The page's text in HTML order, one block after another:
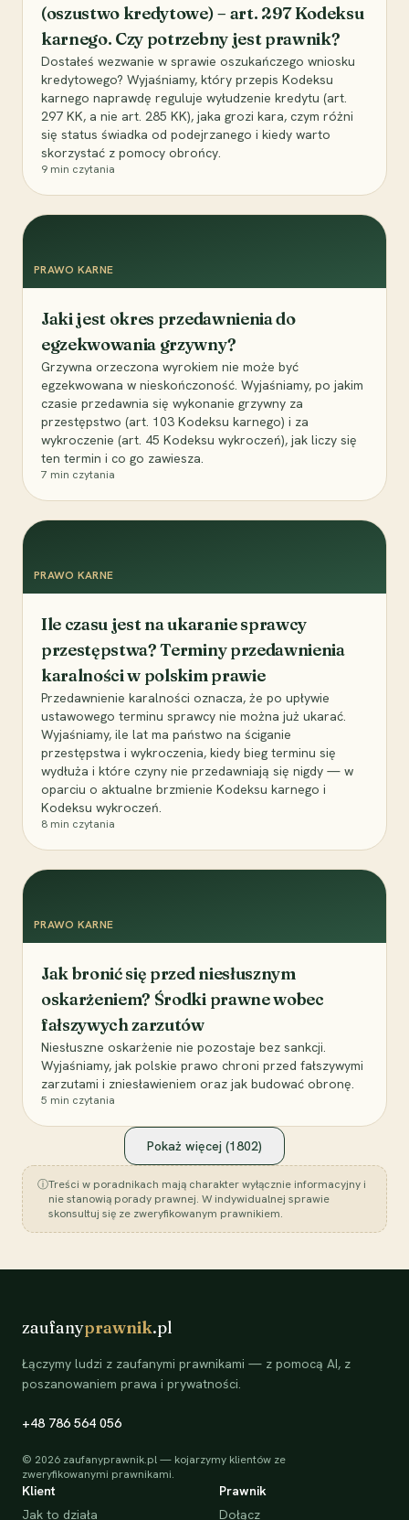
(oszustwo kredytowe) – art. 297 Kodeksu
karnego. Czy potrzebny jest prawnik?
Dostałeś wezwanie w sprawie oszukańczego wniosku
kredytowego? Wyjaśniamy, który przepis Kodeksu
karnego naprawdę reguluje wyłudzenie kredytu (art.
297 KK, a nie art. 285 KK), jaka grozi kara, czym różni
się status świadka od podejrzanego i kiedy warto
skorzystać z pomocy obrońcy.
9 min czytania
PRAWO KARNE
Jaki jest okres przedawnienia do
egzekwowania grzywny?
Grzywna orzeczona wyrokiem nie może być
egzekwowana w nieskończoność. Wyjaśniamy, po jakim
czasie przedawnia się wykonanie grzywny za
przestępstwo (art. 103 Kodeksu karnego) i za
wykroczenie (art. 45 Kodeksu wykroczeń), jak liczy się
ten termin i co go zawiesza.
7 min czytania
PRAWO KARNE
Ile czasu jest na ukaranie sprawcy
przestępstwa? Terminy przedawnienia
karalności w polskim prawie
Przedawnienie karalności oznacza, że po upływie
ustawowego terminu sprawcy nie można już ukarać.
Wyjaśniamy, ile lat ma państwo na ściganie
przestępstwa i wykroczenia, kiedy bieg terminu się
wydłuża i które czyny nie przedawniają się nigdy — w
oparciu o aktualne brzmienie Kodeksu karnego i
Kodeksu wykroczeń.
8 min czytania
PRAWO KARNE
Jak bronić się przed niesłusznym
oskarżeniem? Środki prawne wobec
fałszywych zarzutów
Niesłuszne oskarżenie nie pozostaje bez sankcji.
Wyjaśniamy, jak polskie prawo chroni przed fałszywymi
zarzutami i zniesławieniem oraz jak budować obronę.
5 min czytania
Pokaż więcej (1802)
ⓘTreści w poradnikach mają charakter wyłącznie informacyjny i
nie stanowią porady prawnej. W indywidualnej sprawie
skonsultuj się ze zweryfikowanym prawnikiem.
zaufanyprawnik.pl
Łączymy ludzi z zaufanymi prawnikami — z pomocą AI, z
poszanowaniem prawa i prywatności.
+48 786 564 056
© 2026 zaufanyprawnik.pl — kojarzymy klientów ze
zweryfikowanymi prawnikami.
Klient
Jak to działa
Prawnik
Dołącz